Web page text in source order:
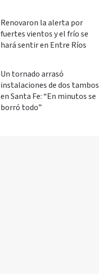
Renovaron la alerta por
fuertes vientos y el frío se
hará sentir en Entre Ríos
Un tornado arrasó
instalaciones de dos tambos
en Santa Fe: “En minutos se
borró todo”